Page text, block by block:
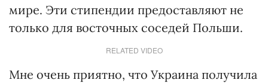
мире. Эти стипендии предоставляют не
только для восточных соседей Польши.
RELATED VIDEO
Мне очень приятно, что Украина получила